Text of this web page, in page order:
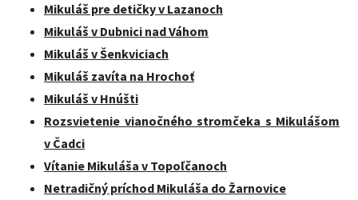
Mikuláš pre detičky v Lazanoch
Mikuláš v Dubnici nad Váhom
Mikuláš v Šenkviciach
Mikuláš zavíta na Hrochoť
Mikuláš v Hnúšti
Rozsvietenie vianočného stromčeka s Mikulášom
v Čadci
Vítanie Mikuláša v Topoľčanoch
Netradičný príchod Mikuláša do Žarnovice